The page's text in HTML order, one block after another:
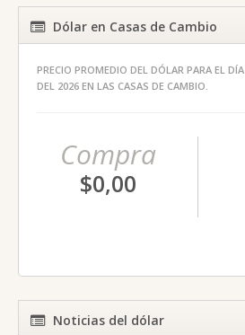
Dólar en Casas de Cambio
PRECIO PROMEDIO DEL DÓLAR PARA EL
DEL 2026 EN LAS CASAS DE CAMBIO.
Compra
$0,00
Noticias del dólar